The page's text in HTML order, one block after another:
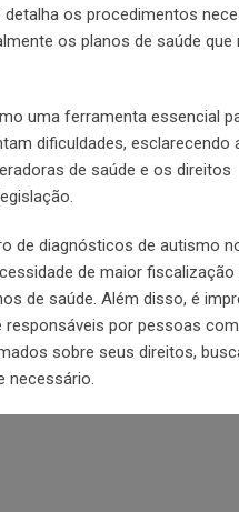
detalha os procedimentos
os planos de saúde que
uma ferramenta essencial
dificuldades, esclarecendo
de saúde e os direitos
de diagnósticos de autismo
de maior fiscalização
de saúde. Além disso, é
responsáveis por pessoas
sobre seus direitos,
necessário.